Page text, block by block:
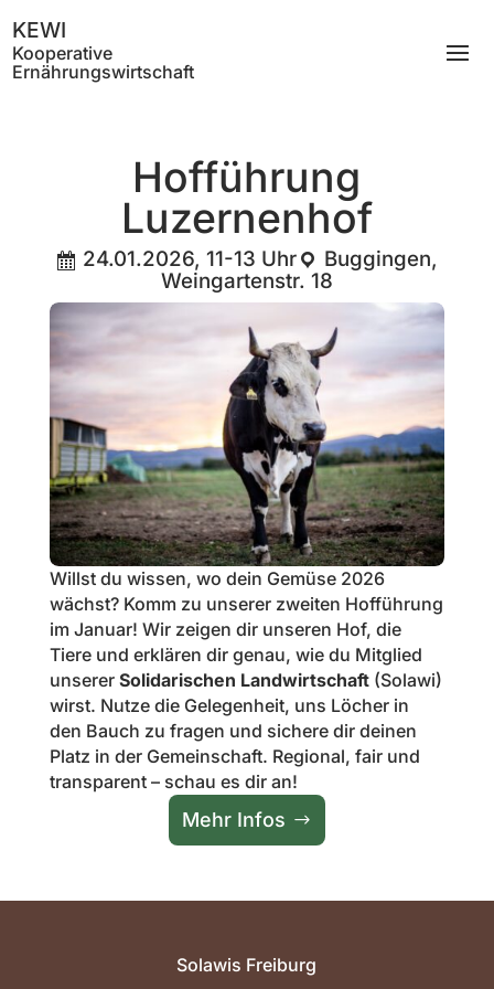
KEWI
Kooperative
Ernährungswirtschaft
Hofführung
Luzernenhof
24.01.2026, 11-13 Uhr
Buggingen,
Weingartenstr. 18
Willst du wissen, wo dein Gemüse 2026
wächst? Komm zu unserer zweiten Hofführung
im Januar! Wir zeigen dir unseren Hof, die
Tiere und erklären dir genau, wie du Mitglied
unserer Solidarischen Landwirtschaft(Solawi)
wirst. Nutze die Gelegenheit, uns Löcher in
den Bauch zu fragen und sichere dir deinen
Platz in der Gemeinschaft. Regional, fair und
transparent – schau es dir an!
Mehr Infos
Solawis Freiburg